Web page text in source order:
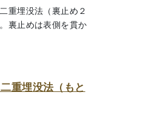
重埋没法（裏止め２
裏止めは表側を貫か
重埋没法（もと